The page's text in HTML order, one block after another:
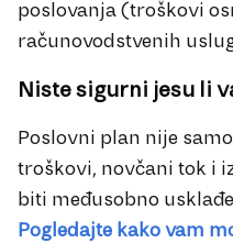
poslovanja (troškovi
računovodstvenih
Niste sigurni jesu li
Poslovni plan nije
troškovi, novčani tok i
biti međusobno
Pogledajte kako vam